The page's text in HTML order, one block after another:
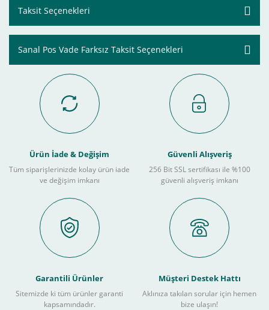
Taksit Seçenekleri
Sanal Pos Vade Farksız Taksit Seçenekleri
Ürün İade & Değişim
Tüm siparişlerinizde kolay ürün iade
ve değişim imkanı
Güvenli Alışveriş
256 Bit SSL sertifikası ile %100
güvenli alışveriş imkanı
Garantili Ürünler
Sitemizde ki tüm ürünler garanti
kapsamındadır.
Müşteri Destek Hattı
Aklınıza takılan sorular için hemen
bize ulaşın!